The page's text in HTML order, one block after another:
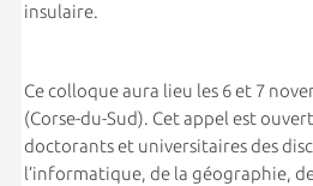
insulaire.
Ce colloque aura lieu les 6 et 7
(Corse-du-Sud). Cet appel est
doctorants et universitaires des
l’informatique, de la géographie,